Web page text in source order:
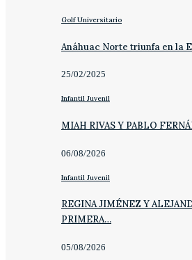
Golf Universitario
Anáhuac Norte triunfa en la
25/02/2025
Infantil Juvenil
MIAH RIVAS Y PABLO
06/08/2026
Infantil Juvenil
REGINA JIMÉNEZ Y
PRIMERA…
05/08/2026